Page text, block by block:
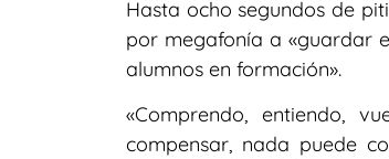
Hasta ocho segundos de
por megafonía a «guardar
alumnos en formación».
«Comprendo, entiendo,
compensar, nada puede